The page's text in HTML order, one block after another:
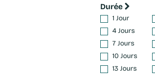
Durée
1 Jour
4 Jours
7 Jours
10 Jours
13 Jours